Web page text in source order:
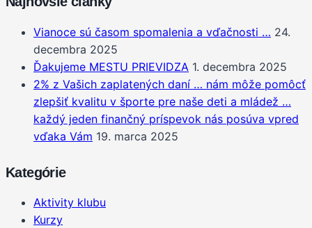
Vianoce sú časom spomalenia a vďačnosti … 24.
decembra 2025
Ďakujeme MESTU PRIEVIDZA 1. decembra 2025
2% z Vašich zaplatených daní … nám môže pomôcť
zlepšiť kvalitu v športe pre naše deti a mládež …
každý jeden finančný príspevok nás posúva vpred
vďaka Vám 19. marca 2025
Kategórie
Aktivity klubu
Kurzy